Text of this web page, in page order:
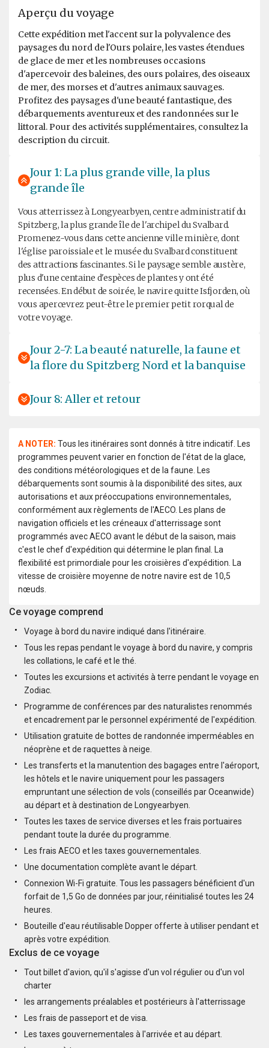
Aperçu du voyage
Cette expédition met l'accent sur la polyvalence des
paysages du nord de l'Ours polaire, les vastes étendues
de glace de mer et les nombreuses occasions
d'apercevoir des baleines, des ours polaires, des oiseaux
de mer, des morses et d'autres animaux sauvages.
Profitez des paysages d'une beauté fantastique, des
débarquements aventureux et des randonnées sur le
littoral. Pour des activités supplémentaires, consultez la
description du circuit.
Jour 1: La plus grande ville, la plus
grande île
Vous atterrissez à Longyearbyen, centre administratif du
Spitzberg, la plus grande île de l'archipel du Svalbard.
Promenez-vous dans cette ancienne ville minière, dont
l'église paroissiale et le musée du Svalbard constituent
des attractions fascinantes. Si le paysage semble austère,
plus d'une centaine d'espèces de plantes y ont été
recensées. En début de soirée, le navire quitte Isfjorden, où
vous apercevrez peut-être le premier petit rorqual de
votre voyage.
Jour 2-7: La beauté naturelle, la faune et
la flore du Spitzberg Nord et la banquise
Jour 8: Aller et retour
A NOTER: Tous les itinéraires sont donnés à titre indicatif. Les
programmes peuvent varier en fonction de l'état de la glace,
des conditions météorologiques et de la faune. Les
débarquements sont soumis à la disponibilité des sites, aux
autorisations et aux préoccupations environnementales,
conformément aux règlements de l'AECO. Les plans de
navigation officiels et les créneaux d'atterrissage sont
programmés avec AECO avant le début de la saison, mais
c'est le chef d'expédition qui détermine le plan final. La
flexibilité est primordiale pour les croisières d'expédition. La
vitesse de croisière moyenne de notre navire est de 10,5
nœuds.
Ce voyage comprend
Voyage à bord du navire indiqué dans l'itinéraire.
Tous les repas pendant le voyage à bord du navire, y compris
les collations, le café et le thé.
Toutes les excursions et activités à terre pendant le voyage en
Zodiac.
Programme de conférences par des naturalistes renommés
et encadrement par le personnel expérimenté de l'expédition.
Utilisation gratuite de bottes de randonnée imperméables en
néoprène et de raquettes à neige.
Les transferts et la manutention des bagages entre l'aéroport,
les hôtels et le navire uniquement pour les passagers
empruntant une sélection de vols (conseillés par Oceanwide)
au départ et à destination de Longyearbyen.
Toutes les taxes de service diverses et les frais portuaires
pendant toute la durée du programme.
Les frais AECO et les taxes gouvernementales.
Une documentation complète avant le départ.
Connexion Wi-Fi gratuite. Tous les passagers bénéficient d'un
forfait de 1,5 Go de données par jour, réinitialisé toutes les 24
heures.
Bouteille d'eau réutilisable Dopper offerte à utiliser pendant et
après votre expédition.
Exclus de ce voyage
Tout billet d'avion, qu'il s'agisse d'un vol régulier ou d'un vol
charter
les arrangements préalables et postérieurs à l'atterrissage
Les frais de passeport et de visa.
Les taxes gouvernementales à l'arrivée et au départ.